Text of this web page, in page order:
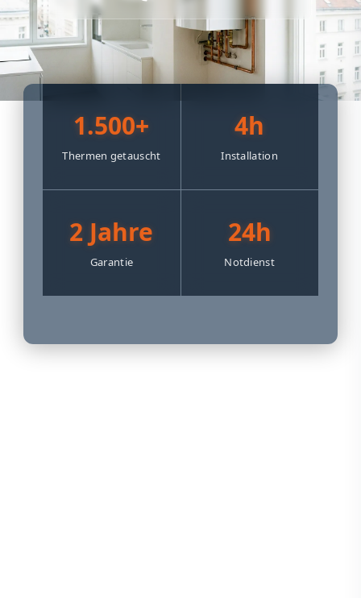
1.500+
Thermen getauscht
4h
Installation
2 Jahre
Garantie
24h
Notdienst